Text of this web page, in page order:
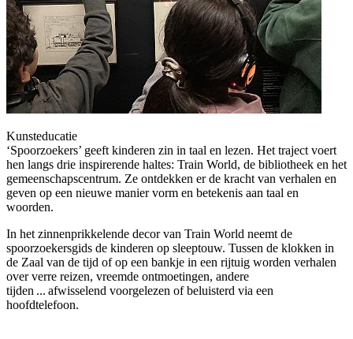
Kunsteducatie
‘Spoorzoekers’ geeft kinderen zin in taal en lezen. Het traject voert
hen langs drie inspirerende haltes: Train World, de bibliotheek en het
gemeenschapscentrum. Ze ontdekken er de kracht van verhalen en
geven op een nieuwe manier vorm en betekenis aan taal en
woorden.
In het zinnenprikkelende decor van Train World neemt de
spoorzoekersgids de kinderen op sleeptouw. Tussen de klokken in
de Zaal van de tijd of op een bankje in een rijtuig worden verhalen
over verre reizen, vreemde ontmoetingen, andere
tijden ... afwisselend voorgelezen of beluisterd via een
hoofdtelefoon.